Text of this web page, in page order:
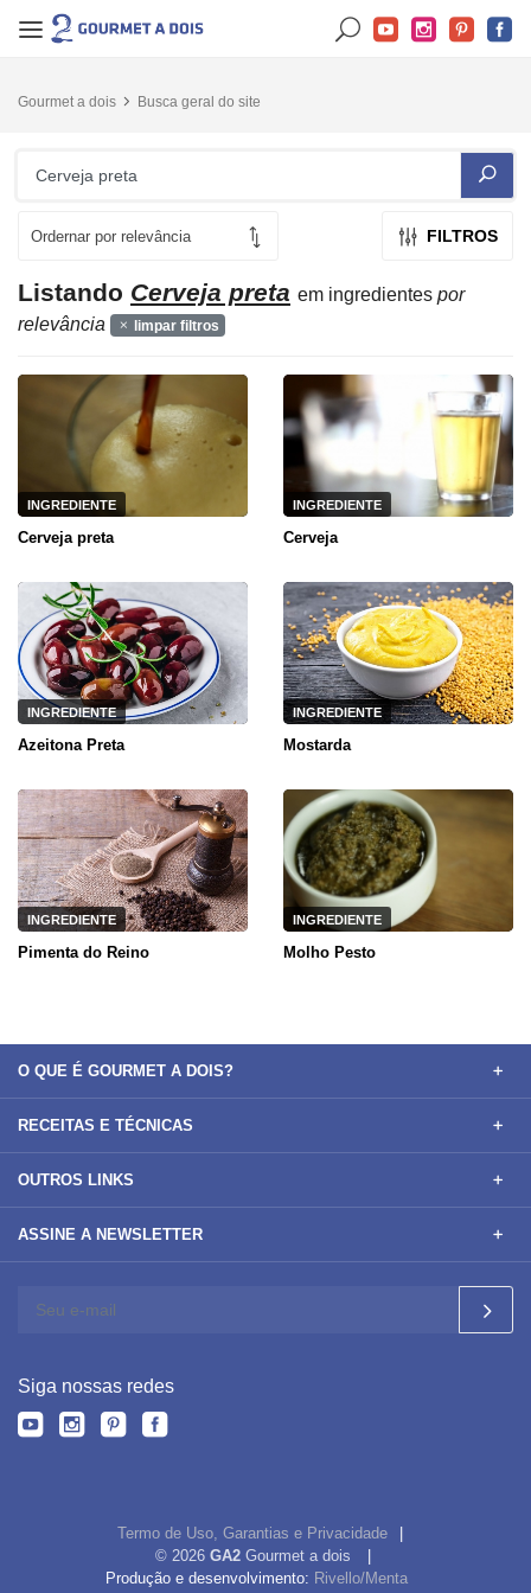
Gourmet a dois Busca geral do site
FILTROS
Listando Cerveja preta em ingredientes por
relevância
limpar filtros
INGREDIENTE
Cerveja preta
INGREDIENTE
Cerveja
INGREDIENTE
Azeitona Preta
INGREDIENTE
Mostarda
INGREDIENTE
Pimenta do Reino
INGREDIENTE
Molho Pesto
O QUE É GOURMET A DOIS?
RECEITAS E TÉCNICAS
OUTROS LINKS
ASSINE A NEWSLETTER
Siga nossas redes
Termo de Uso, Garantias e Privacidade
© 2026 GA2Gourmet a dois
Produção e desenvolvimento: Rivello/Menta